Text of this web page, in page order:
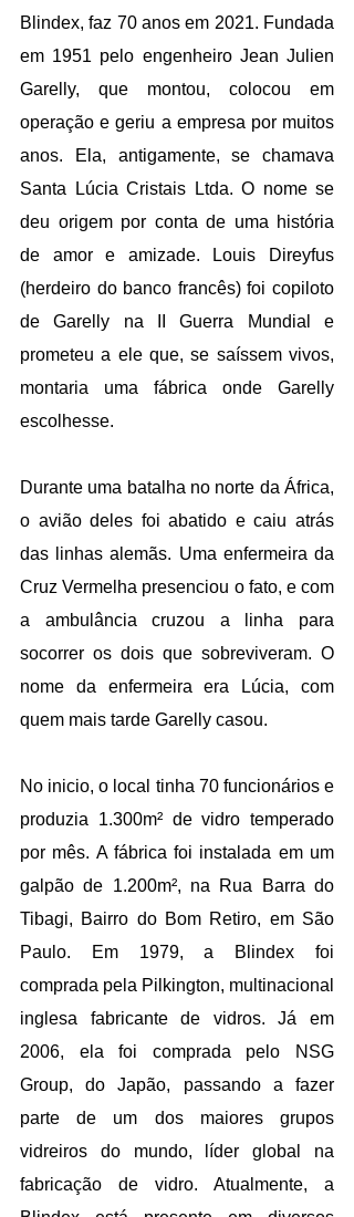
Blindex, faz 70 anos em 2021. Fundada
em 1951 pelo engenheiro Jean Julien
Garelly, que montou, colocou em
operação e geriu a empresa por muitos
anos. Ela, antigamente, se chamava
Santa Lúcia Cristais Ltda. O nome se
deu origem por conta de uma história
de amor e amizade. Louis Direyfus
(herdeiro do banco francês) foi copiloto
de Garelly na II Guerra Mundial e
prometeu a ele que, se saíssem vivos,
montaria uma fábrica onde Garelly
escolhesse.
Durante uma batalha no norte da África,
o avião deles foi abatido e caiu atrás
das linhas alemãs. Uma enfermeira da
Cruz Vermelha presenciou o fato, e com
a ambulância cruzou a linha para
socorrer os dois que sobreviveram. O
nome da enfermeira era Lúcia, com
quem mais tarde Garelly casou.
No inicio, o local tinha 70 funcionários e
produzia 1.300m² de vidro temperado
por mês. A fábrica foi instalada em um
galpão de 1.200m², na Rua Barra do
Tibagi, Bairro do Bom Retiro, em São
Paulo. Em 1979, a Blindex foi
comprada pela Pilkington, multinacional
inglesa fabricante de vidros. Já em
2006, ela foi comprada pelo NSG
Group, do Japão, passando a fazer
parte de um dos maiores grupos
vidreiros do mundo, líder global na
fabricação de vidro. Atualmente, a